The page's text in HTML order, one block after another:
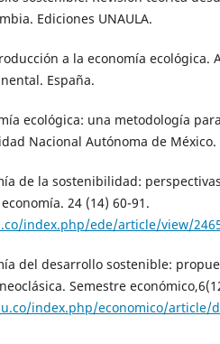
Ediciones UNAULA.
a la economía ecológica.
España.
ecológica: una metodología
Nacional Autónoma de México.
de la sostenibilidad:
24 (14) 60-91.
index.php/ede/article/view/
del desarrollo sostenible:
Semestre
index.php/economico/article/